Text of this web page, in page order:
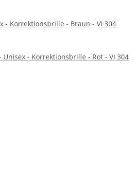
- Korrektionsbrille - Braun - VI 304